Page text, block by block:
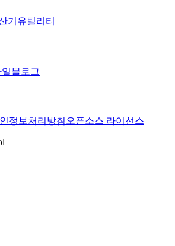
기 유틸리티
블로그
정보처리방침 오픈소스 라이선스